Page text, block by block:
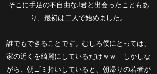
そこに手足の不自由なJ君と出会ったこともあ
り、最初は二人で始めました。
誰でもできることです。むしろ僕にとっては、
家の近くを綺麗にしているだけｗｗ しかしな
がら、朝ゴミ拾いしていると、朝帰りの若者が